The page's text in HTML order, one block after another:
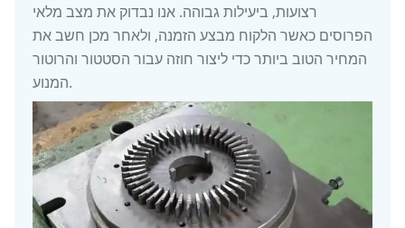
רצועות, ביעילות גבוהה. אנו נבדוק את מצב מלאי
הפרוסים כאשר הלקוח מבצע הזמנה, ולאחר מכן חשב את
המחיר הטוב ביותר כדי ליצור חוזה עבור הסטטור והרוטור
המנוע.